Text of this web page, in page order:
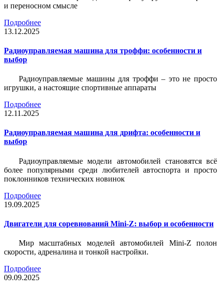
и переносном смысле
Подробнее
13.12.2025
Радиоуправляемая машина для троффи: особенности и
выбор
Радиоуправляемые машины для троффи – это не просто
игрушки, а настоящие спортивные аппараты
Подробнее
12.11.2025
Радиоуправляемая машина для дрифта: особенности и
выбор
Радиоуправляемые модели автомобилей становятся всё
более популярными среди любителей автоспорта и просто
поклонников технических новинок
Подробнее
19.09.2025
Двигатели для соревнований Mini-Z: выбор и особенности
Мир масштабных моделей автомобилей Mini-Z полон
скорости, адреналина и тонкой настройки.
Подробнее
09.09.2025